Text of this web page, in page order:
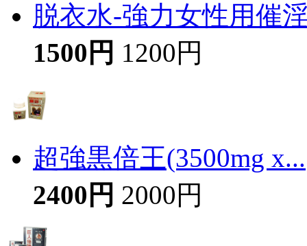
脱衣水-強力女性用催
1500円 1200円
超強黒倍王(3500mg x...
2400円 2000円